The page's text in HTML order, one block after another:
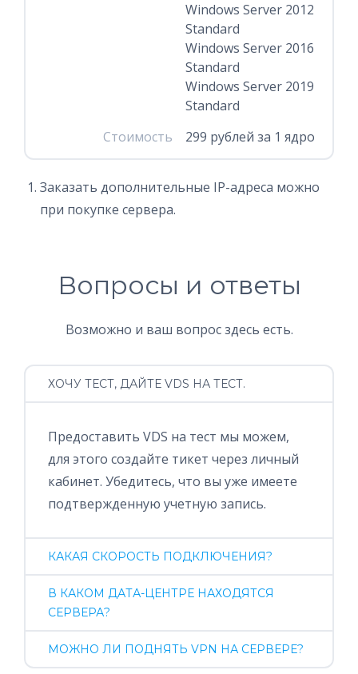
Windows Server 2012
Standard
Windows Server 2016
Standard
Windows Server 2019
Standard
Стоимость
299 рублей за 1 ядро
Заказать дополнительные IP-адреса можно
при покупке сервера.
Вопросы и ответы
Возможно и ваш вопрос здесь есть.
ХОЧУ ТЕСТ, ДАЙТЕ VDS НА ТЕСТ.
Предоставить VDS на тест мы можем,
для этого создайте тикет через личный
кабинет. Убедитесь, что вы уже имеете
подтвержденную учетную запись.
КАКАЯ СКОРОСТЬ ПОДКЛЮЧЕНИЯ?
В КАКОМ ДАТА-ЦЕНТРЕ НАХОДЯТСЯ
СЕРВЕРА?
МОЖНО ЛИ ПОДНЯТЬ VPN НА СЕРВЕРЕ?